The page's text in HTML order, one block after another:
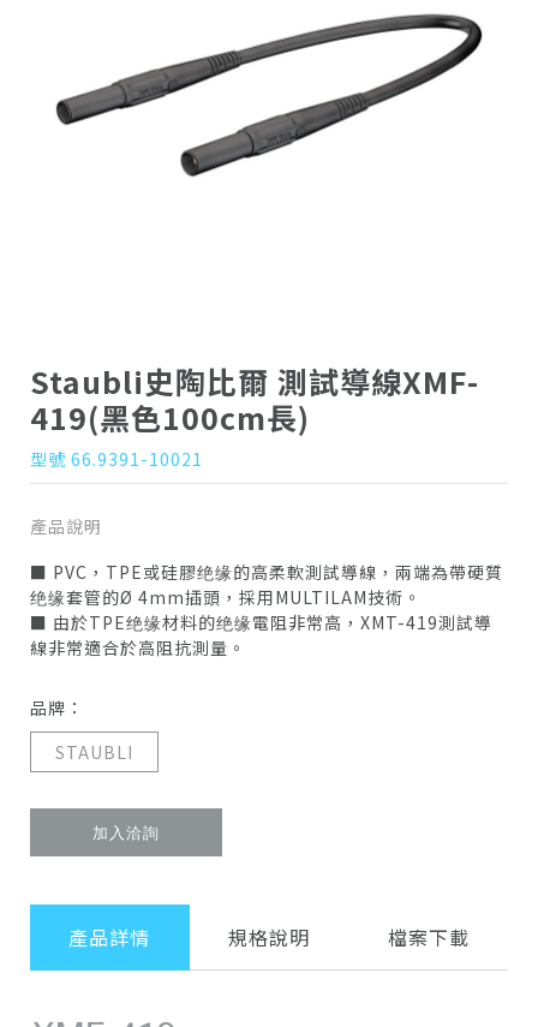
Staubli史陶比爾 測試導線XMF-
419(黑色100cm長)
型號 66.9391-10021
產品說明
■ PVC，TPE或硅膠绝缘的高柔軟測試導線，兩端為帶硬質
绝缘套管的Ø 4mm插頭，採用MULTILAM技術。
■ 由於TPE绝缘材料的绝缘電阻非常高，XMT-419測試導
線非常適合於高阻抗測量。
品牌：
STAUBLI
加入洽詢
產品詳情 規格說明 檔案下載